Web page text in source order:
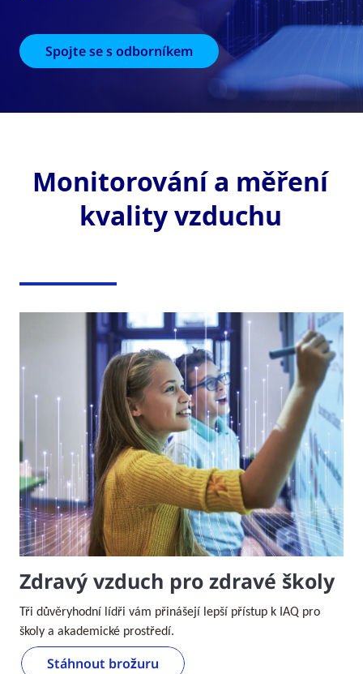
Spojte se s odborníkem
Monitorování a měření
kvality vzduchu
Zdravý vzduch pro zdravé školy
Tři důvěryhodní lídři vám přinášejí lepší přístup k IAQ pro
školy a akademické prostředí.
Stáhnout brožuru